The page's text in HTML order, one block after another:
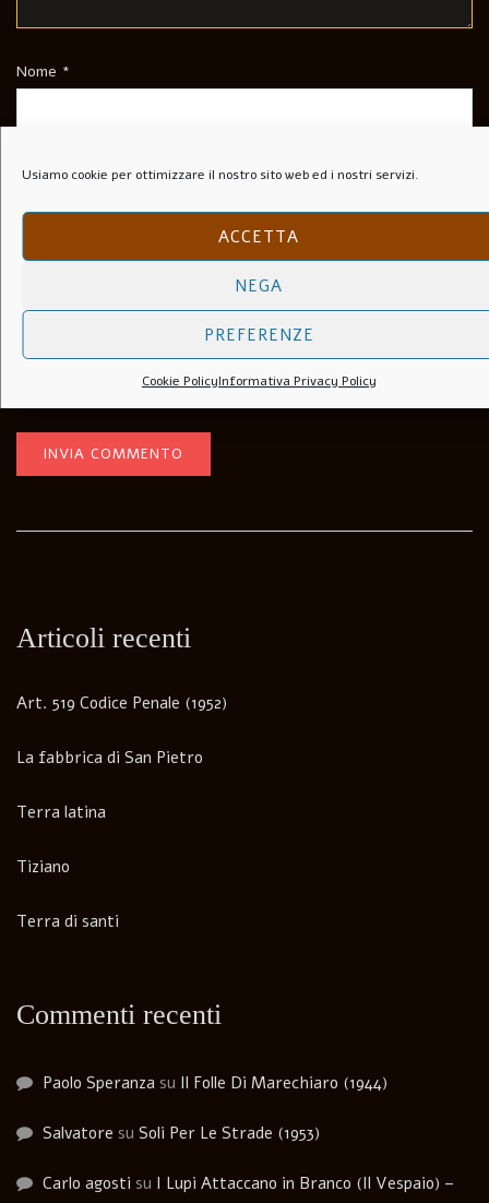
Usiamo cookie per ottimizzare il nostro sito web ed i nostri servizi.
ACCETTA
NEGA
PREFERENZE
Cookie PolicyInformativa Privacy Policy
Nome *
Email*
Salva Il Mio Nome, Email E Sito Web In Questo Browser Per La
Articoli recenti
Art. 519 Codice Penale (1952)
La fabbrica di San Pietro
Terra latina
Tiziano
Terra di santi
Commenti recenti
Paolo Speranza su Il Folle Di Marechiaro (1944)
Salvatore su Soli Per Le Strade (1953)
Carlo agosti su I Lupi Attaccano in Branco (Il Vespaio) –